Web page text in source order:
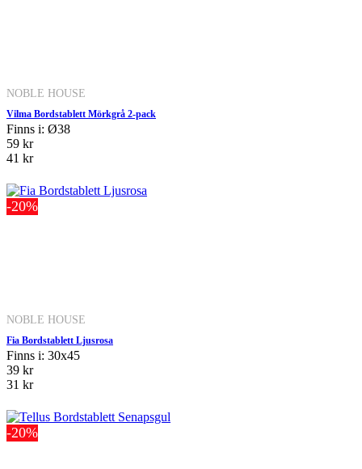
NOBLE HOUSE
Vilma Bordstablett Mörkgrå 2-pack
Finns i: Ø38
59 kr
41 kr
-20%
NOBLE HOUSE
Fia Bordstablett Ljusrosa
Finns i: 30x45
39 kr
31 kr
-20%